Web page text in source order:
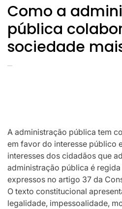
Como a
pública
sociedade
A administração pública tem
em favor do interesse público
interesses dos cidadãos que
administração pública é
expressos no artigo 37 da
O texto constitucional
legalidade, impessoalidade,